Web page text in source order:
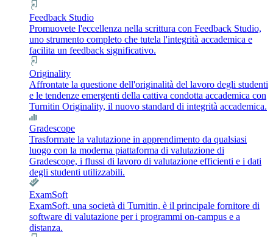
Feedback Studio
Promuovete l'eccellenza nella scrittura con Feedback Studio,
uno strumento completo che tutela l'integrità accademica e
facilita un feedback significativo.
Originality
Affrontate la questione dell'originalità del lavoro degli studenti
e le tendenze emergenti della cattiva condotta accademica con
Turnitin Originality, il nuovo standard di integrità accademica.
Gradescope
Trasformate la valutazione in apprendimento da qualsiasi
luogo con la moderna piattaforma di valutazione di
Gradescope, i flussi di lavoro di valutazione efficienti e i dati
degli studenti utilizzabili.
ExamSoft
ExamSoft, una società di Turnitin, è il principale fornitore di
software di valutazione per i programmi on-campus e a
distanza.